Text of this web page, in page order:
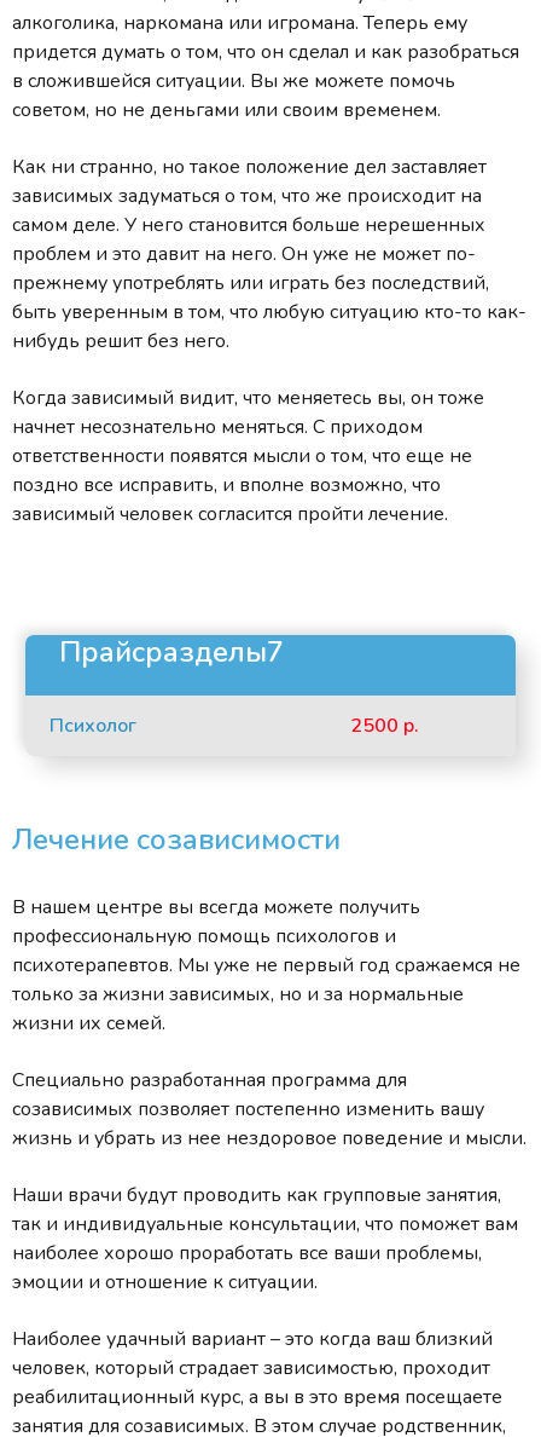
алкоголика, наркомана или игромана. Теперь ему
придется думать о том, что он сделал и как разобраться
в сложившейся ситуации. Вы же можете помочь
советом, но не деньгами или своим временем.
Как ни странно, но такое положение дел заставляет
зависимых задуматься о том, что же происходит на
самом деле. У него становится больше нерешенных
проблем и это давит на него. Он уже не может по-
прежнему употреблять или играть без последствий,
быть уверенным в том, что любую ситуацию кто-то как-
нибудь решит без него.
Когда зависимый видит, что меняетесь вы, он тоже
начнет несознательно меняться. С приходом
ответственности появятся мысли о том, что еще не
поздно все исправить, и вполне возможно, что
зависимый человек согласится пройти лечение.
Прайсразделы7
Психолог 2500 р.
Лечение созависимости
В нашем центре вы всегда можете получить
профессиональную помощь психологов и
психотерапевтов. Мы уже не первый год сражаемся не
только за жизни зависимых, но и за нормальные
жизни их семей.
Специально разработанная программа для
созависимых позволяет постепенно изменить вашу
жизнь и убрать из нее нездоровое поведение и мысли.
Наши врачи будут проводить как групповые занятия,
так и индивидуальные консультации, что поможет вам
наиболее хорошо проработать все ваши проблемы,
эмоции и отношение к ситуации.
Наиболее удачный вариант – это когда ваш близкий
человек, который страдает зависимостью, проходит
реабилитационный курс, а вы в это время посещаете
занятия для созависимых. В этом случае родственник,